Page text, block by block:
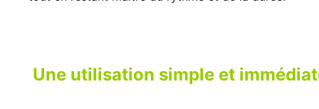
Une utilisation simple et